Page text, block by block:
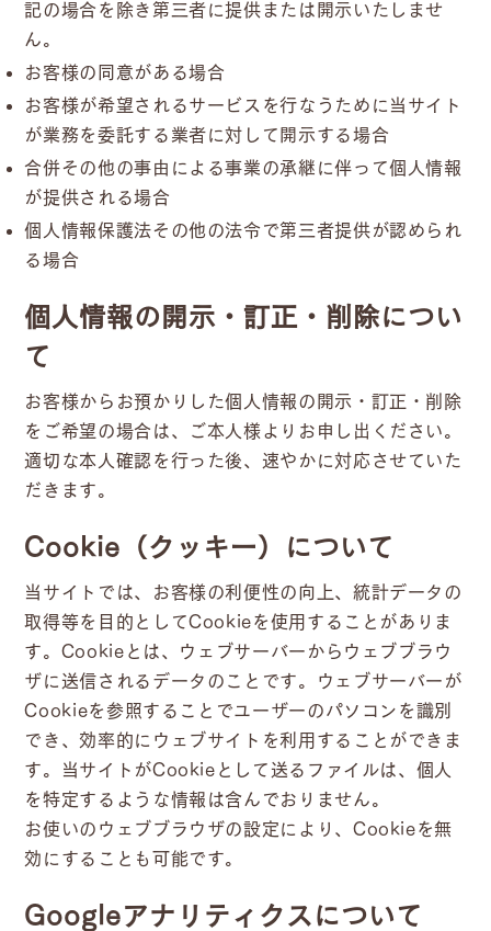
記の場合を除き第三者に提供または開示いたしませ
ん。
お客様の同意がある場合
お客様が希望されるサービスを行なうために当サイト
が業務を委託する業者に対して開示する場合
合併その他の事由による事業の承継に伴って個人情報
が提供される場合
個人情報保護法その他の法令で第三者提供が認められ
る場合
個人情報の開示・訂正・削除につい
て
お客様からお預かりした個人情報の開示・訂正・削除
をご希望の場合は、ご本人様よりお申し出ください。
適切な本人確認を行った後、速やかに対応させていた
だきます。
Cookie（クッキー）について
当サイトでは、お客様の利便性の向上、統計データの
取得等を目的としてCookieを使用することがありま
す。Cookieとは、ウェブサーバーからウェブブラウ
ザに送信されるデータのことです。ウェブサーバーが
Cookieを参照することでユーザーのパソコンを識別
でき、効率的にウェブサイトを利用することができま
す。当サイトがCookieとして送るファイルは、個人
を特定するような情報は含んでおりません。
お使いのウェブブラウザの設定により、Cookieを無
効にすることも可能です。
Googleアナリティクスについて